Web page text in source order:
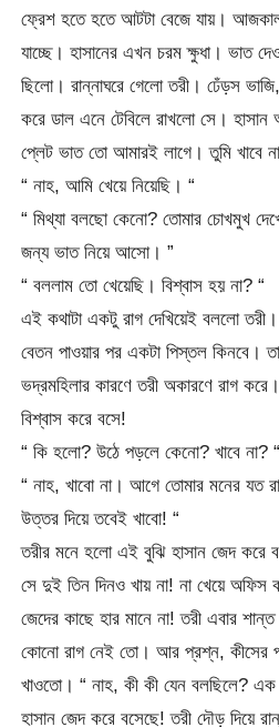
ফ্রেশ হতে হতে আটটা বেজে যায়।
যাচ্ছে। হাসানের এখন চরম ক্ষুধা। ভাত
ছিলো। রান্নাঘরে গেলো তরী। ঢেঁড়স
করে ডাল এনে টেবিলে রাখলো সে।
প্লেট ভাত তো আমারই লাগে। তুমি খাবে
“ নাহ, আমি খেয়ে নিয়েছি। “
“ মিথ্যা বলছো কেনো? তোমার চোখমুখ
জন্য ভাত নিয়ে আসো। ”
“ বললাম তো খেয়েছি। বিশ্বাস হয় না? “
এই কথাটা একটু রাগ দেখিয়েই বললো
বেতন পাওয়ার পর একটা পিস্তল কিনবে।
ভদ্রমহিলার কারণে তরী অকারণে রাগ
বিশ্বাস করে বসে!
“ কি হলো? উঠে পড়লে কেনো? খাবে না? “
“ নাহ, খাবো না। আগে তোমার মনের
উত্তর দিয়ে তবেই খাবো! “
তরীর মনে হলো এই বুঝি হাসান জেদ করে
সে দুই তিন দিনও খায় না! না খেয়ে অফিস
জেদের কাছে হার মানে না! তরী এবার
কোনো রাগ নেই তো। আর প্রশ্ন, কীসের
খাওতো। “ নাহ, কী কী যেন বলছিলে?
হাসান জেদ করে বসেছে! তরী দৌড় দিয়ে